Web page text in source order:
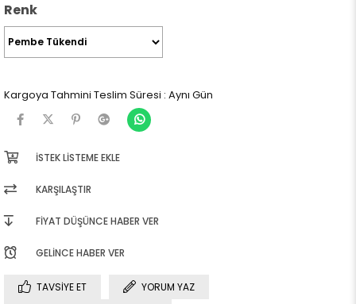
Renk
Kargoya Tahmini Teslim Süresi : Aynı Gün
İSTEK LISTEME EKLE
KARŞILAŞTIR
FIYAT DÜŞÜNCE HABER VER
GELINCE HABER VER
TAVSIYE ET
YORUM YAZ